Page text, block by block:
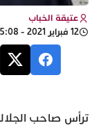
عتيقة الخباب
12 فبراير 2021 - 15:08
ترأس صاحب